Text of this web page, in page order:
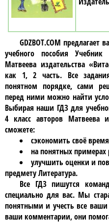
GDZBOT.COM
учебного пособияУчебник
Матвеева издательства
как 1, 2 часть. Все
понятном порядке, сами
перед ними можно найти
Выбирая наши ГДЗ для
4 класc авторов Матвеева
сможете:
сэкономить своё
на понятных примерах
улучшить оценки и
предмету Литература.
Все ГДЗ пишутся
специально для вас. Мы
понятными и учесть все
ваши комментарии, они